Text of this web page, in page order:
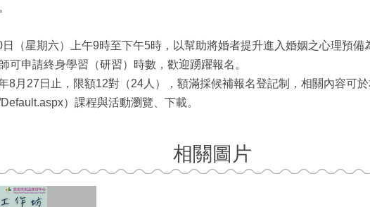
（星期六）上午9時至下午5時，以幫助將婚者提升進入婚姻之心理預
可申請終身學習（研習）時數，歡迎踴躍報名。
8月27日止，限額12對（24人），額滿採候補報名登記制，相關內容可
）課程與活動瀏覽、下載。
相關圖片